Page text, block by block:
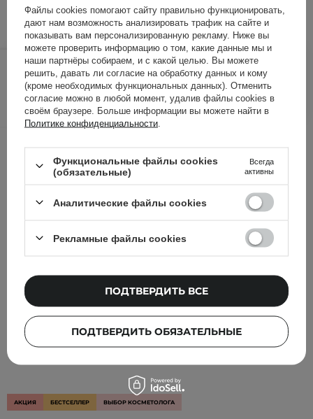
630,00 ГРН / шт.
ДОБАВИТЬ В КОРЗИНУ
проверили
АКЦИЯ БЕСТСЕЛЛЕР ВЫБОР КОСМЕТОЛОГА
Файлы cookies помогают сайту правильно функционировать,
дают нам возможность анализировать трафик на сайте и
показывать вам персонализированную рекламу. Ниже вы
можете проверить информацию о том, какие данные мы и
наши партнёры собираем, и с какой целью. Вы можете
решить, давать ли согласие на обработку данных и кому
(кроме необходимых функциональных данных). Отменить
согласие можно в любой момент, удалив файлы cookies в
своём браузере. Больше информации вы можете найти в
Политике конфиденциальности
Функциональные файлы cookies
(обязательные)
Всегда
активны
Аналитические файлы cookies
Рекламные файлы cookies
ПОДТВЕРДИТЬ ОБЯЗАТЕЛЬНЫЕ
ПОДТВЕРДИТЬ ВСЕ